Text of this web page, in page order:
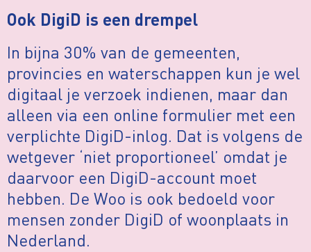
Ook DigiD is een drempel
In bijna 30% van de gemeenten,
provincies en waterschappen kun je wel
digitaal je verzoek indienen, maar dan
alleen via een online formulier met een
verplichte DigiD-inlog. Dat is volgens de
wetgever ‘niet proportioneel’ omdat je
daarvoor een DigiD-account moet
hebben. De Woo is ook bedoeld voor
mensen zonder DigiD of woonplaats in
Nederland.